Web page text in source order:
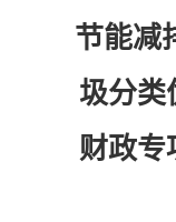
节能减
圾分类
财政专